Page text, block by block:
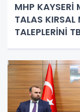
MHP KAYSERİ
TALAS KIRSAL
TALEPLERİNİ